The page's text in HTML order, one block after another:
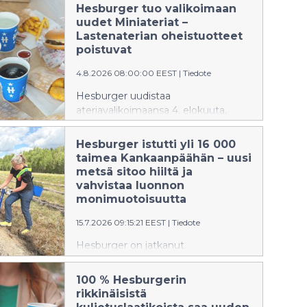
Hesburger tuo valikoimaan
uudet Miniateriat –
Lastenaterian oheistuotteet
poistuvat
4.8.2026 08:00:00 EEST | Tiedote
Hesburger uudistaa
ateriavalikoimaansa 4. elokuuta,
jolloin Lastenateriaan aiemmin
liittyneet oheistuotteet poistuvat
ravintoloista. Tilalle tulevat uudet
Miniateriat, jotka ovat saatavilla
pienempään nälkään kaikille iästä
riippumatta. Samalla Hesburger
sormisyötäväannosten hintoja.
Hesburger istutti yli 16 000
taimea Kankaanpäähän – uusi
metsä sitoo hiiltä ja
vahvistaa luonnon
monimuotoisuutta
15.7.2026 09:15:21 EEST | Tiedote
Hesburger on jatkanut
metsitystyötään yhteistyössä
kotimaisen Carboreal Oyj:n kanssa
myös tänä vuonna. Kesäkuun 2026
alussa Kankaanpäähän istutettiin
100 % Hesburgerin
rikkinäisistä